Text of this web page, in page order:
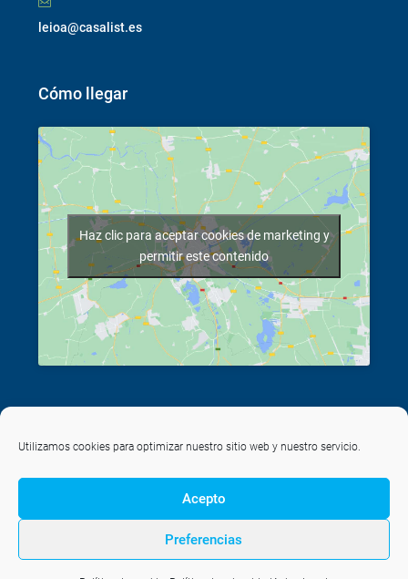
Utilizamos cookies para optimizar nuestro sitio web y nuestro servicio.
Acepto
Preferencias
leioa@casalist.es
Cómo llegar
Haz clic para aceptar cookies de marketing y
permitir este contenido
Aviso Legal•Política de Privacidad•Política de Cookies